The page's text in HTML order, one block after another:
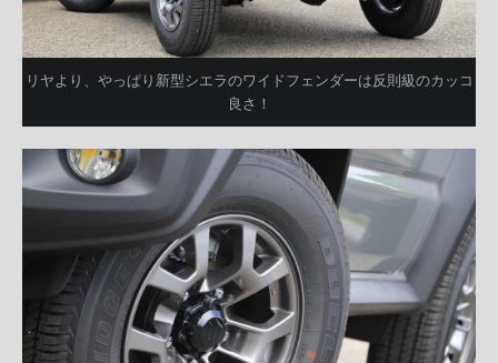
リヤより、やっぱり新型シエラのワイドフェンダーは反則級のカッコ
良さ！